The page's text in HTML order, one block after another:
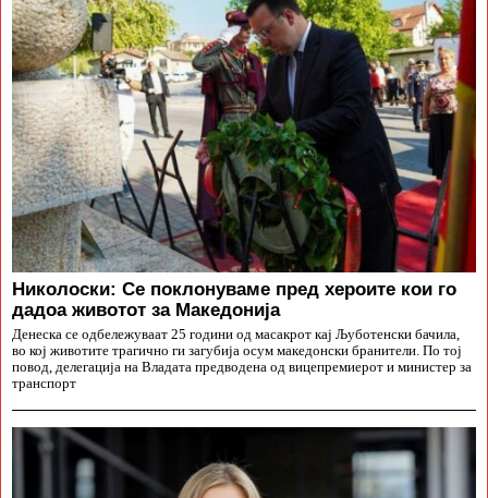
Николоски: Се поклонуваме пред хероите кои го
дадоа животот за Македонија
Денеска се одбележуваат 25 години од масакрот кај Љуботенски бачила,
во кој животите трагично ги загубија осум македонски бранители. По тој
повод, делегација на Владата предводена од вицепремиерот и министер за
транспорт